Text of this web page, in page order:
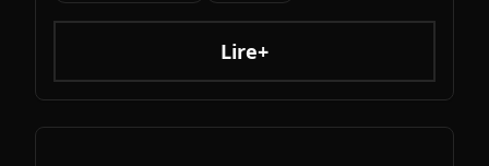
Décryptage d'une fracture numérique qui s'invite
dans la vie de couple.
Lire+